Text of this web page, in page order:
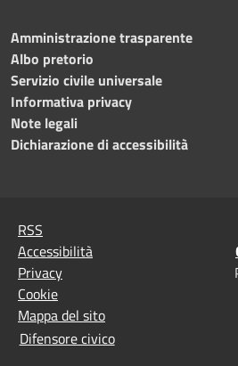
Amministrazione trasparente
Albo pretorio
Servizio civile universale
Informativa privacy
Note legali
Dichiarazione di accessibilità
RSS
Accessibilità
Privacy
Cookie
Mappa del sito
Difensore civico